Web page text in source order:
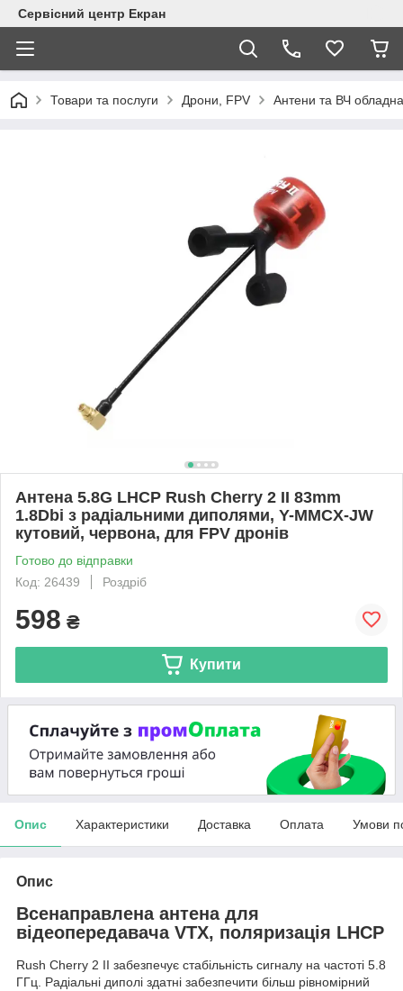
Сервісний центр Екран
Товари та послуги Дрони, FPV Антени та ВЧ
Антена 5.8G LHCP Rush Cherry 2 II 83mm
1.8Dbi з радіальними диполями, Y-MMCX-JW
кутовий, червона, для FPV дронів
Готово до відправки
Код: 26439
Роздріб
598 ₴
Купити
Опис Характеристики Доставка Оплата Умови
Опис
Всенаправлена антена для
відеопередавача VTX, поляризація LHCP
Rush Cherry 2 II забезпечує стабільність сигналу на частоті 5.8
ГГц. Радіальні диполі здатні забезпечити більш рівномірний